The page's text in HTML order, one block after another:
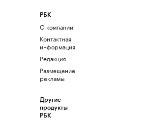
РБК
О компании
Контактная
информация
Редакция
Размещение
рекламы
Другие
продукты
РБК